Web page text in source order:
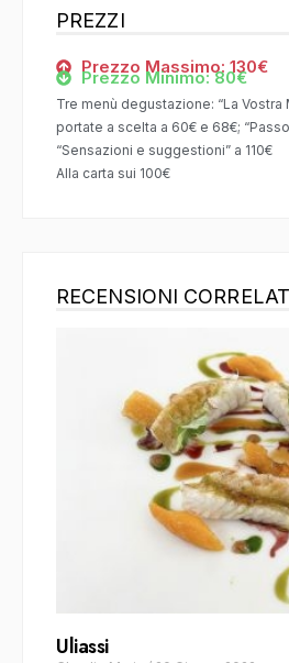
PREZZI
Prezzo Massimo: 130€
Prezzo Minimo: 80€
Tre menù degustazione: “La Vostra
portate a scelta a 60€ e 68€;
“Sensazioni e suggestioni” a 110€
Alla carta sui 100€
RECENSIONI
Uliassi